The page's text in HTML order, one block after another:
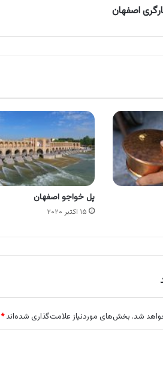
اصفهان
پل خواجو اصفهان
۱۵ اکتبر ۲۰۲۰
شد. بخش‌های موردنیاز علامت‌گذاری شده‌اند*